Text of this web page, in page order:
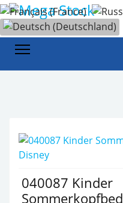
Sprache auswählen
Startseite
Accessoires
040087 Kinder